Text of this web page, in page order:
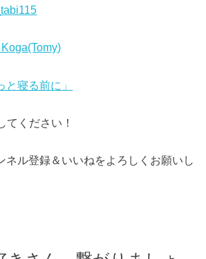
と寝る前に」
てください！
ネル登録＆いいねをよろしくお願いし